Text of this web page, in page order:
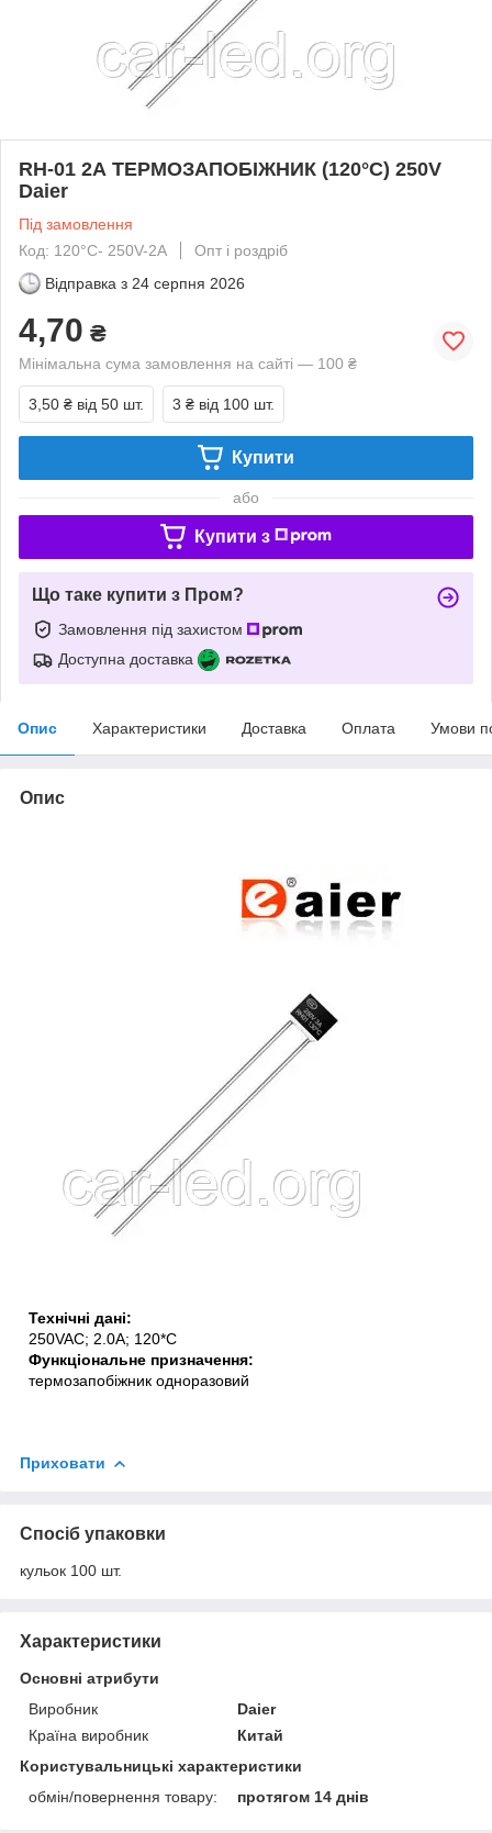
RH-01 2А ТЕРМОЗАПОБІЖНИК (120°C) 250V
Daier
Під замовлення
Код: 120°C- 250V-2A
Опт і роздріб
Відправка з 24 серпня 2026
4,70 ₴
Мінімальна сума замовлення на сайті — 100 ₴
3,50 ₴ від 50 шт. 3 ₴ від 100 шт.
Купити
або
Купити з
Що таке купити з Пром?
Замовлення під захистом
Доступна доставка
Опис Характеристики Доставка Оплата Умови
Опис
Технічні дані:
250VAC; 2.0A; 120*C
Функціональне призначення:
термозапобіжник одноразовий
Приховати
Спосіб упаковки
кульок 100 шт.
Характеристики
Основні атрибути
Виробник
Daier
Країна виробник
Китай
Користувальницькі характеристики
обмін/повернення товару:
протягом 14 днів